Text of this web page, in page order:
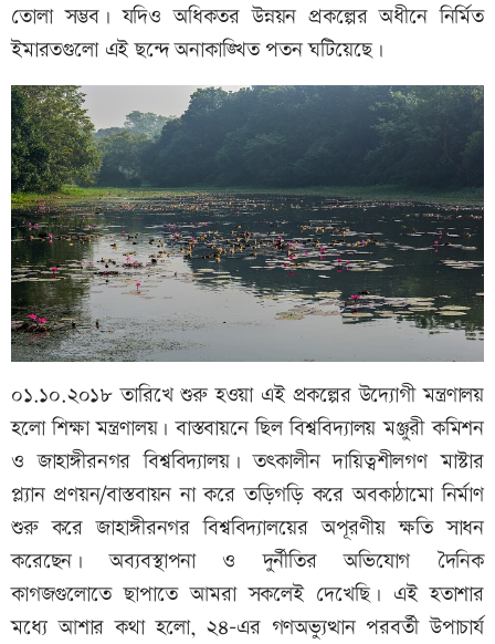
তোলা সম্ভব। যদিও অধিকতর উন্নয়ন প্রকল্পের অধীনে নির্মিত
ইমারতগুলো এই ছন্দে অনাকাঙ্খিত পতন ঘটিয়েছে।
০১.১০.২০১৮ তারিখে শুরু হওয়া এই প্রকল্পের উদ্যোগী মন্ত্রণালয়
হলো শিক্ষা মন্ত্রণালয়। বাস্তবায়নে ছিল বিশ্ববিদ্যালয় মঞ্জুরী কমিশন
ও জাহাঙ্গীরনগর বিশ্ববিদ্যালয়। তৎকালীন দায়িত্বশীলগণ মাস্টার
প্ল্যান প্রণয়ন/বাস্তবায়ন না করে তড়িগড়ি করে অবকাঠামো নির্মাণ
শুরু করে জাহাঙ্গীরনগর বিশ্ববিদ্যালয়ের অপূরণীয় ক্ষতি সাধন
করেছেন। অব্যবস্থাপনা ও দুর্নীতির অভিযোগ দৈনিক
কাগজগুলোতে ছাপাতে আমরা সকলেই দেখেছি। এই হতাশার
মধ্যে আশার কথা হলো, ২৪-এর গণঅভ্যুত্থান পরবর্তী উপাচার্য